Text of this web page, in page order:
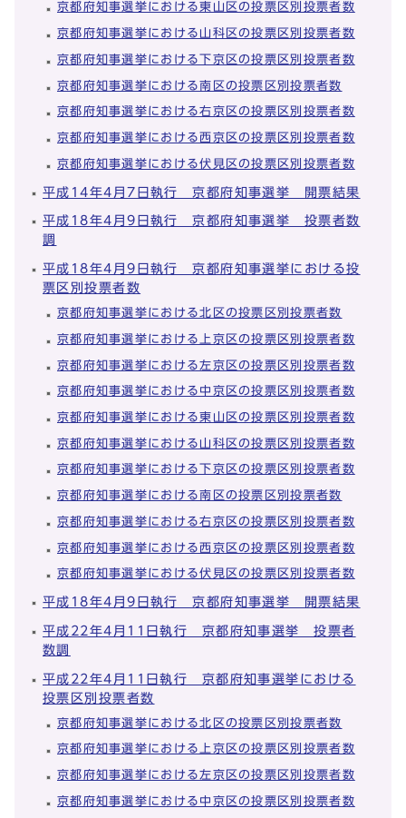
京都府知事選挙における東山区の投票区別投票者数
京都府知事選挙における山科区の投票区別投票者数
京都府知事選挙における下京区の投票区別投票者数
京都府知事選挙における南区の投票区別投票者数
京都府知事選挙における右京区の投票区別投票者数
京都府知事選挙における西京区の投票区別投票者数
京都府知事選挙における伏見区の投票区別投票者数
平成14年4月7日執行 京都府知事選挙 開票結果
平成18年4月9日執行 京都府知事選挙 投票者数
調
平成18年4月9日執行 京都府知事選挙における投
票区別投票者数
京都府知事選挙における北区の投票区別投票者数
京都府知事選挙における上京区の投票区別投票者数
京都府知事選挙における左京区の投票区別投票者数
京都府知事選挙における中京区の投票区別投票者数
京都府知事選挙における東山区の投票区別投票者数
京都府知事選挙における山科区の投票区別投票者数
京都府知事選挙における下京区の投票区別投票者数
京都府知事選挙における南区の投票区別投票者数
京都府知事選挙における右京区の投票区別投票者数
京都府知事選挙における西京区の投票区別投票者数
京都府知事選挙における伏見区の投票区別投票者数
平成18年4月9日執行 京都府知事選挙 開票結果
平成22年4月11日執行 京都府知事選挙 投票者
数調
平成22年4月11日執行 京都府知事選挙における
投票区別投票者数
京都府知事選挙における北区の投票区別投票者数
京都府知事選挙における上京区の投票区別投票者数
京都府知事選挙における左京区の投票区別投票者数
京都府知事選挙における中京区の投票区別投票者数